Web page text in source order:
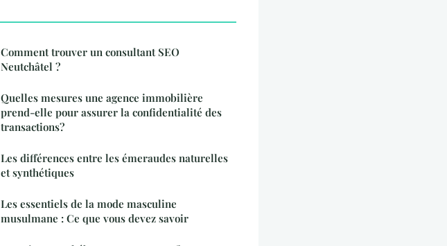
Comment trouver un consultant SEO
Neutchâtel ?
Quelles mesures une agence immobilière
prend-elle pour assurer la confidentialité des
transactions?
Les différences entre les émeraudes naturelles
et synthétiques
Les essentiels de la mode masculine
musulmane : Ce que vous devez savoir